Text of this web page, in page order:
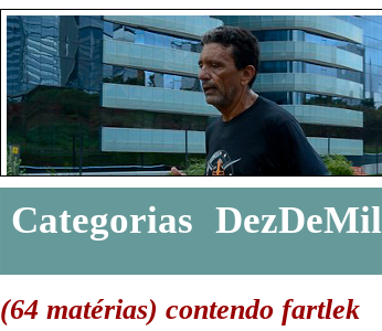
Categorias DezDeMil
(64 matérias) contendo fartlek